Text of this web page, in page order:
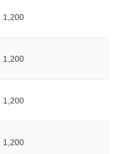
1,200
1,200
1,200
1,200